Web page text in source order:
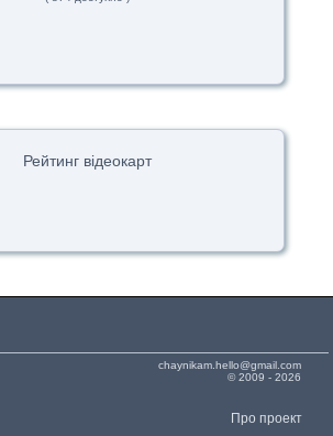
Рейтинг відеокарт
chaynikam.hello@gmail.com
© 2009 - 2026
Про проект